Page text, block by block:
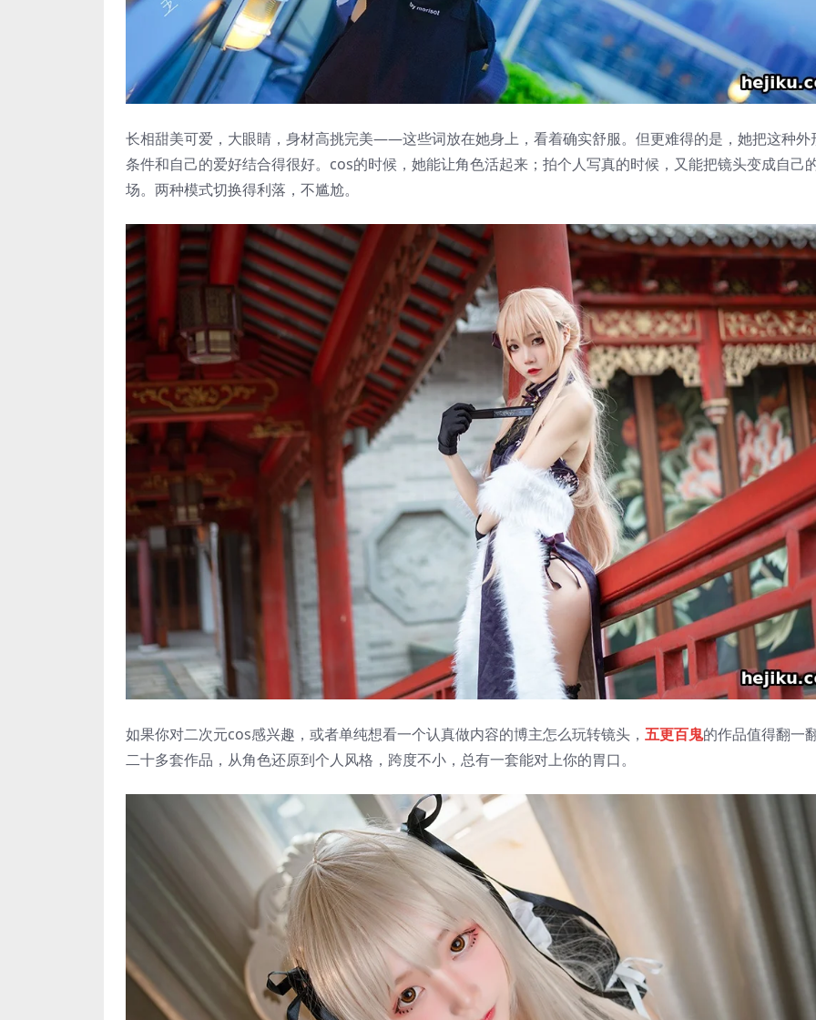
长相甜美可爱，大眼睛，身材高挑完美——这些词放在她身上，看着确实舒服。但更难得的是，她把这种外
条件和自己的爱好结合得很好。cos的时候，她能让角色活起来；拍个人写真的时候，又能把镜头变成自己
场。两种模式切换得利落，不尴尬。
如果你对二次元cos感兴趣，或者单纯想看一个认真做内容的博主怎么玩转镜头， 五更百鬼的作品值得翻一
二十多套作品，从角色还原到个人风格，跨度不小，总有一套能对上你的胃口。